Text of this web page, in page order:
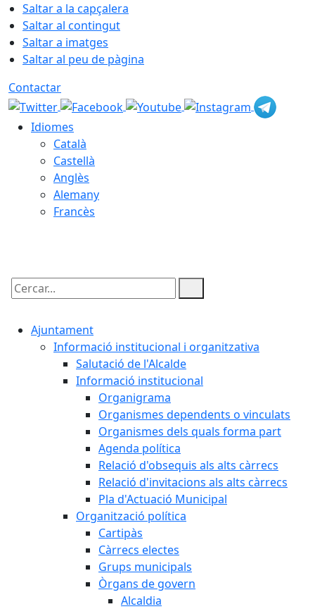
Saltar a la capçalera
Saltar al contingut
Saltar a imatges
Saltar al peu de pàgina
Contactar
Idiomes
Català
Castellà
Anglès
Alemany
Francès
Cercar:
Ajuntament
Informació institucional i organitzativa
Salutació de l'Alcalde
Informació institucional
Organigrama
Organismes dependents o vinculats
Organismes dels quals forma part
Agenda política
Relació d'obsequis als alts càrrecs
Relació d'invitacions als alts càrrecs
Pla d'Actuació Municipal
Organització política
Cartipàs
Càrrecs electes
Grups municipals
Òrgans de govern
Alcaldia